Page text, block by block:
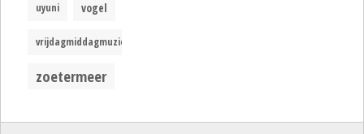
uyuni vogel
vrijdagmiddagmuziek
zoetermeer